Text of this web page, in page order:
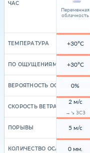
ЧАС
ТЕМПЕРАТУРА
ПО ОЩУЩЕНИЯМ
ВЕРОЯТНОСТЬ ОСАДКОВ
СКОРОСТЬ ВЕТРА
ПОРЫВЫ
КОЛИЧЕСТВО ОСАДКОВ
Переменная
облачность
+30°C
+30°C
0%
2 м/с
→↘ ЗСЗ
5 м/с
0 мм.